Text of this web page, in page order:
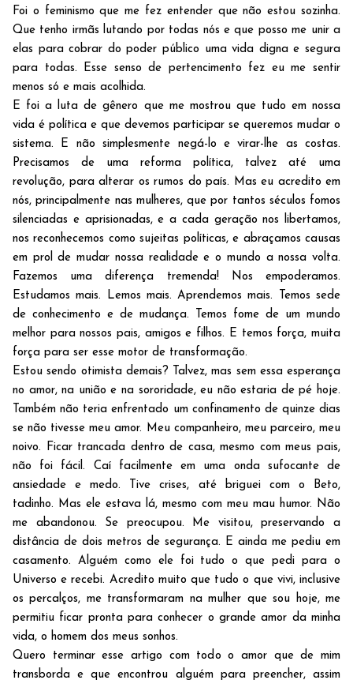
Foi o feminismo que me fez entender que não estou sozinha.
Que tenho irmãs lutando por todas nós e que posso me unir a
elas para cobrar do poder público uma vida digna e segura
para todas. Esse senso de pertencimento fez eu me sentir
menos só e mais acolhida.
E foi a luta de gênero que me mostrou que tudo em nossa
vida é política e que devemos participar se queremos mudar o
sistema. E não simplesmente negá-lo e virar-lhe as costas.
Precisamos de uma reforma política, talvez até uma
revolução, para alterar os rumos do país. Mas eu acredito em
nós, principalmente nas mulheres, que por tantos séculos fomos
silenciadas e aprisionadas, e a cada geração nos libertamos,
nos reconhecemos como sujeitas políticas, e abraçamos causas
em prol de mudar nossa realidade e o mundo a nossa volta.
Fazemos uma diferença tremenda! Nos empoderamos.
Estudamos mais. Lemos mais. Aprendemos mais. Temos sede
de conhecimento e de mudança. Temos fome de um mundo
melhor para nossos pais, amigos e filhos. E temos força, muita
força para ser esse motor de transformação.
Estou sendo otimista demais? Talvez, mas sem essa esperança
no amor, na união e na sororidade, eu não estaria de pé hoje.
Também não teria enfrentado um confinamento de quinze dias
se não tivesse meu amor. Meu companheiro, meu parceiro, meu
noivo. Ficar trancada dentro de casa, mesmo com meus pais,
não foi fácil. Caí facilmente em uma onda sufocante de
ansiedade e medo. Tive crises, até briguei com o Beto,
tadinho. Mas ele estava lá, mesmo com meu mau humor. Não
me abandonou. Se preocupou. Me visitou, preservando a
distância de dois metros de segurança. E ainda me pediu em
casamento. Alguém como ele foi tudo o que pedi para o
Universo e recebi. Acredito muito que tudo o que vivi, inclusive
os percalços, me transformaram na mulher que sou hoje, me
permitiu ficar pronta para conhecer o grande amor da minha
vida, o homem dos meus sonhos.
Quero terminar esse artigo com todo o amor que de mim
transborda e que encontrou alguém para preencher, assim